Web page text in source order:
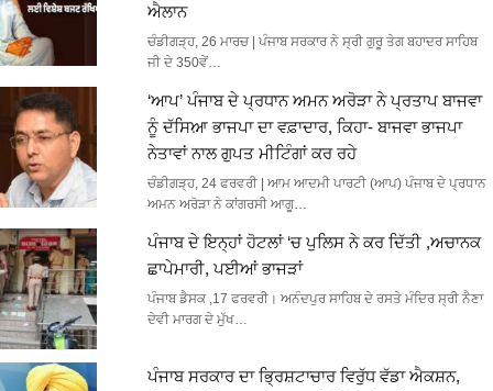
ਐਲਾਨ
ਚੰਡੀਗੜ੍ਹ, 26 ਮਾਰਚ | ਪੰਜਾਬ ਸਰਕਾਰ ਨੇ ਸ੍ਰੀ ਗੁਰੂ ਤੇਗ ਬਹਾਦਰ ਸਾਹਿਬ
ਜੀ ਦੇ 350ਵੇਂ…
‘ਆਪ’ ਪੰਜਾਬ ਦੇ ਪ੍ਰਧਾਨ ਅਮਨ ਅਰੋੜਾ ਨੇ ਪ੍ਰਤਾਪ ਬਾਜਵਾ
ਨੂੰ ਦੱਸਿਆ਼ ਭਾਜਪਾ ਦਾ ਵਫ਼ਾਦਾਰ, ਕਿਹਾ- ਬਾਜਵਾ ਭਾਜਪਾ
ਨੇਤਾਵਾਂ ਨਾਲ ਗੁਪਤ ਮੀਟਿੰਗਾਂ ਕਰ ਰਹੇ
ਚੰਡੀਗੜ੍ਹ, 24 ਫਰਵਰੀ | ਆਮ ਆਦਮੀ ਪਾਰਟੀ (ਆਪ) ਪੰਜਾਬ ਦੇ ਪ੍ਰਧਾਨ
ਅਮਨ ਅਰੋੜਾ ਨੇ ਕਾਂਗਰਸੀ ਆਗੂ…
ਪੰਜਾਬ ਦੇ ਇਨ੍ਹਾਂ ਹੋਟਲਾਂ ‘ਚ ਪੁਲਿਸ ਨੇ ਕਰ ਦਿੱਤੀ ,ਅਚਾਨਕ
ਛਾਪੇਮਾਰੀ, ਪਈਆਂ ਭਾਜੜਾਂ
ਪੰਜਾਬ ਡੈਸਕ ,17 ਫਰਵਰੀ। ਅਨੰਦਪੁਰ ਸਾਹਿਬ ਦੇ ਰਸਤੇ ਮੰਦਿਰ ਸ੍ਰੀ ਨੈਣਾ
ਦੇਵੀ ਮਾਰਗ ਦੇ ਮੁੱਖ…
ਪੰਜਾਬ ਸਰਕਾਰ ਦਾ ਭ੍ਰਿਸ਼ਟਾਚਾਰ ਵਿਰੁੱਧ ਵੱਡਾ ਐਕਸ਼ਨ,